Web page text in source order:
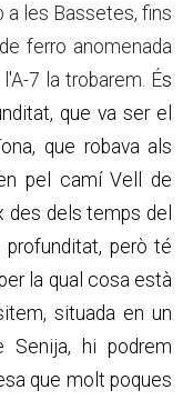
a les Bassetes, fins
ferro anomenada
7 la trobarem. És
que va ser el
que robava als
pel camí Vell de
des dels temps del
però té
la qual cosa està
situada en un
Senija, hi podrem
que molt poques